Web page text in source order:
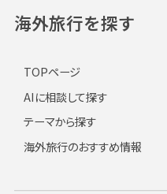
海外旅行を探す
TOPページ
AIに相談して探す
テーマから探す
海外旅行のおすすめ情報